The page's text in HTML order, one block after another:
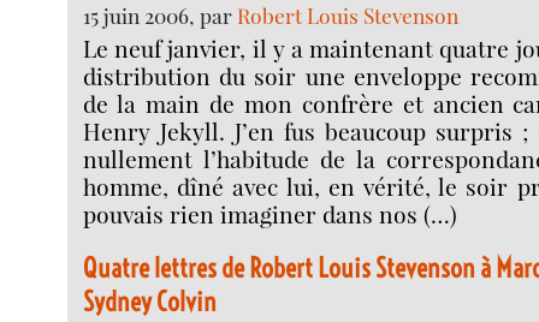
15 juin 2006, par Robert Louis Stevenson
Le neuf janvier, il y a maintenant quatre
distribution du soir une enveloppe
de la main de mon confrère et ancien
Henry Jekyll. J’en fus beaucoup surpris ;
nullement l’habitude de la
homme, dîné avec lui, en vérité, le soir
pouvais rien imaginer dans nos (…)
Quatre lettres de Robert Louis Stevenson à
Sydney Colvin